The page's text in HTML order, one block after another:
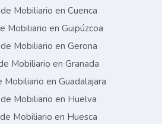
Mobiliario en Cuenca
Mobiliario en Guipúzcoa
Mobiliario en Gerona
Mobiliario en Granada
Mobiliario en Guadalajara
Mobiliario en Huelva
Mobiliario en Huesca